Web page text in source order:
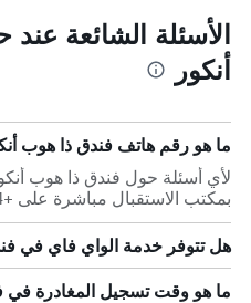
الأسئلة الشائعة
أنكور
ما هو رقم هاتف فندق ذا هوب
لأي أسئلة حول فندق ذا هوب
بمكتب الاستقبال مباشرة على +44 179 722 2216.
هل تتوفر خدمة الواي فاي في
ما هو وقت تسجيل المغادرة في